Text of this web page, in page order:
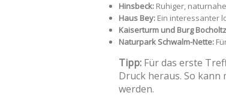
Hinsbeck: Ruhiger,
Haus Bey: Ein interessanter
Kaiserturm und Burg
Naturpark Schwalm-Nette:
Tipp: Für das erste
Druck heraus. So
werden.